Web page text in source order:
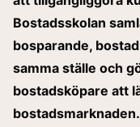
Bostadsskolan
bosparande,
samma ställe och
bostadsköpare att
bostadsmarknaden.